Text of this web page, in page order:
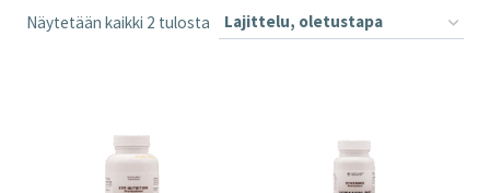
Näytetään kaikki 2 tulosta